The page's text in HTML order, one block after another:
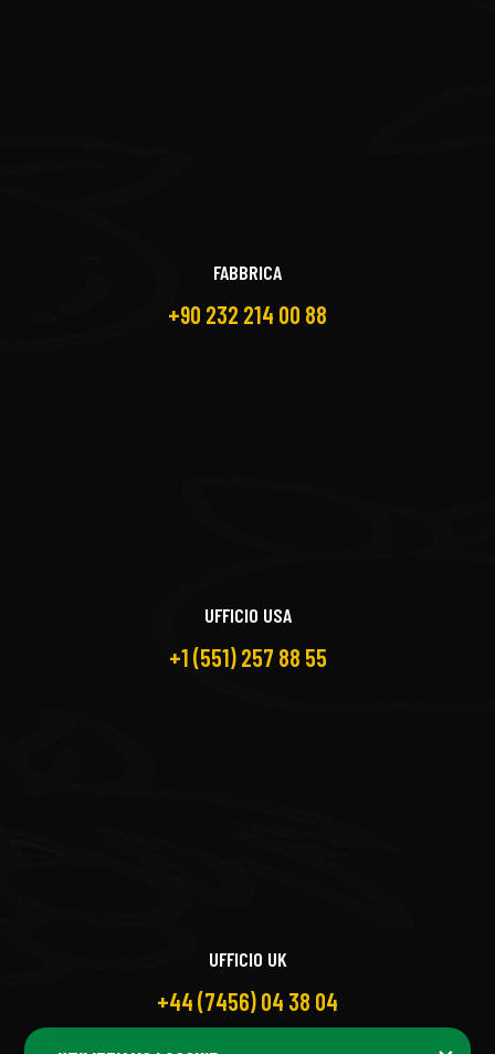
FABBRICA
+90 232 214 00 88
UFFICIO USA
+1 (551) 257 88 55
UFFICIO UK
+44 (7456) 04 38 04